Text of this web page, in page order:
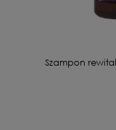
Szampon